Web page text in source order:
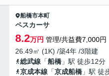
船橋市本町
ペスカーサ
8.2万円 管理/共益費7,000円
26.49㎡ (1K) /築4年 /3階建
総武線 「船橋 」駅 徒歩12分
京成本線 「京成船橋 」駅 徒